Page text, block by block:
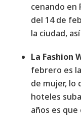
cenando en
del 14 de
la ciudad,
La Fashion
febrero es
de mujer, lo
hoteles
años es